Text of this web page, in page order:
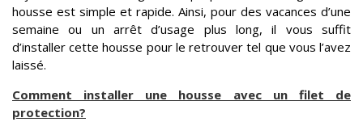
housse est simple et rapide. Ainsi, pour des vacances d’une
semaine ou un arrêt d’usage plus long, il vous suffit
d’installer cette housse pour le retrouver tel que vous l’avez
laissé.
Comment installer une housse avec un filet de
protection?